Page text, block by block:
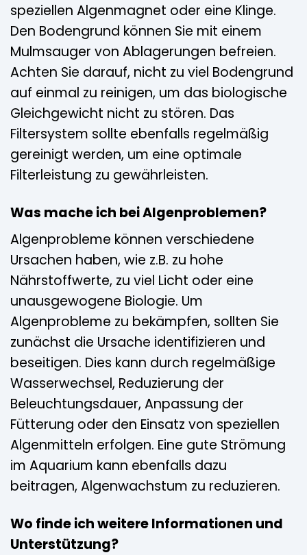
speziellen Algenmagnet oder eine Klinge.
Den Bodengrund können Sie mit einem
Mulmsauger von Ablagerungen befreien.
Achten Sie darauf, nicht zu viel Bodengrund
auf einmal zu reinigen, um das biologische
Gleichgewicht nicht zu stören. Das
Filtersystem sollte ebenfalls regelmäßig
gereinigt werden, um eine optimale
Filterleistung zu gewährleisten.
Was mache ich bei Algenproblemen?
Algenprobleme können verschiedene
Ursachen haben, wie z.B. zu hohe
Nährstoffwerte, zu viel Licht oder eine
unausgewogene Biologie. Um
Algenprobleme zu bekämpfen, sollten Sie
zunächst die Ursache identifizieren und
beseitigen. Dies kann durch regelmäßige
Wasserwechsel, Reduzierung der
Beleuchtungsdauer, Anpassung der
Fütterung oder den Einsatz von speziellen
Algenmitteln erfolgen. Eine gute Strömung
im Aquarium kann ebenfalls dazu
beitragen, Algenwachstum zu reduzieren.
Wo finde ich weitere Informationen und
Unterstützung?